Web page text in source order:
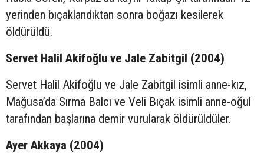
yerinden bıçaklandıktan sonra boğazı kesilerek
öldürüldü.
Servet Halil Akifoğlu ve Jale Zabitgil (2004)
Servet Halil Akifoğlu ve Jale Zabitgil isimli anne-kız,
Mağusa’da Sırma Balcı ve Veli Bıçak isimli anne-oğul
tarafından başlarına demir vurularak öldürüldüler.
Ayer Akkaya (2004)